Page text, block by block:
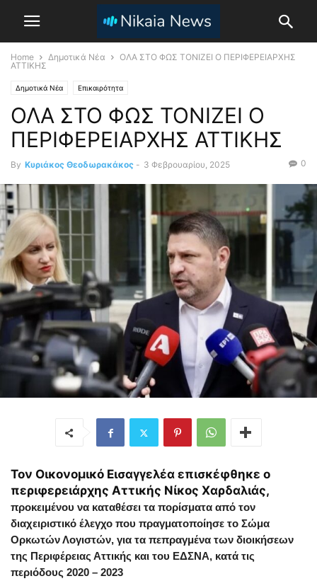
Home Δημοτικά Νέα
ΟΛΑ ΣΤΟ ΦΩΣ ΤΟΝΙΖΕΙ Ο ΠΕΡΙΦΕΡΕΙΑΡΧΗΣ
ΑΤΤΙΚΗΣ
Δημοτικά Νέα Επικαιρότητα
ΟΛΑ ΣΤΟ ΦΩΣ ΤΟΝΙΖΕΙ Ο
ΠΕΡΙΦΕΡΕΙΑΡΧΗΣ ΑΤΤΙΚΗΣ
By Κυριάκος Θεοδωρακάκος - 3 Φεβρουαρίου, 2025 0
Τον Οικονομικό Εισαγγελέα επισκέφθηκε ο
περιφερειάρχης Αττικής Νίκος Χαρδαλιάς,
προκειμένου να καταθέσει τα πορίσματα από τον
διαχειριστικό έλεγχο που πραγματοποίησε το Σώμα
Ορκωτών Λογιστών, για τα πεπραγμένα των διοικήσεων
της Περιφέρειας Αττικής και του ΕΔΣΝΑ, κατά τις
περιόδους 2020 – 2023